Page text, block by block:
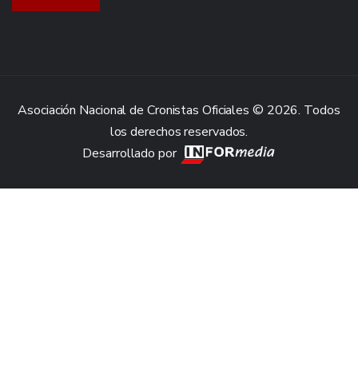
Asociación Nacional de Cronistas Oficiales © 2026. Todos
los derechos reservados.
Desarrollado por